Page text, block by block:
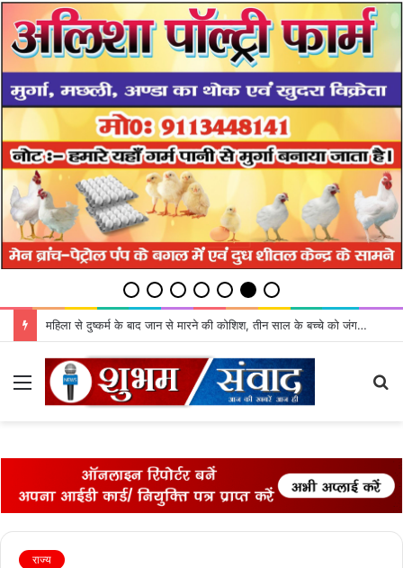
महिला से दुष्कर्म के बाद जान से मारने की कोशिश, तीन साल के बच्चे को जंगल में छोड़ा
Menu
राज्‍य